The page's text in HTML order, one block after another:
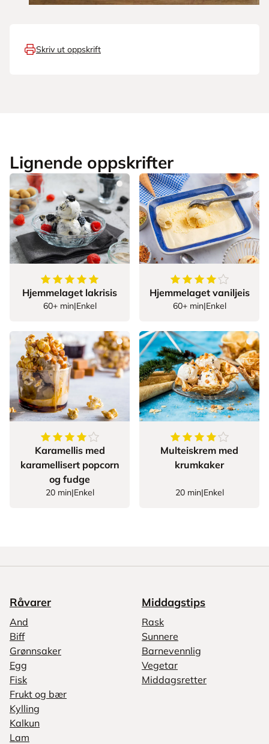
Skriv ut oppskrift
Lignende oppskrifter
5av5stjerner
Hjemmelaget lakrisis
60+ min|Enkel
4.357142857142857
Hjemmelaget vaniljeis
60+ min|Enkel
4.625av5stjerner
Karamellis med
karamellisert popcorn
og fudge
20 min|Enkel
4.25av 5stjerner
Multeiskrem med
krumkaker
20 min|Enkel
Råvarer
And
Biff
Grønnsaker
Egg
Fisk
Frukt og bær
Kylling
Kalkun
Lam
Middagstips
Rask
Sunnere
Barnevennlig
Vegetar
Middagsretter